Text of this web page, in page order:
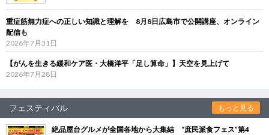
重症筋無力症への正しい知識と理解を 8月8日広島市で公開講座、オンライン
配信も
2026年7月31日
【がんを生きる緩和ケア医・大橋洋平「足し算命」】天空を見上げて
2026年7月28日
フェスティバル もっと見る
絶品屋台グルメが全国各地から大集結 “庶民派食フェス”第4